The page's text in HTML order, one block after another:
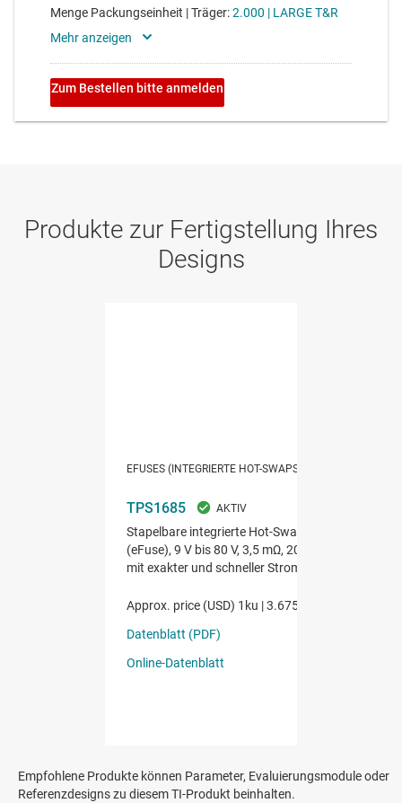
Empfohlene Produkte können Parameter, Evaluierungsmodule oder
Referenzdesigns zu diesem TI-Produkt beinhalten.